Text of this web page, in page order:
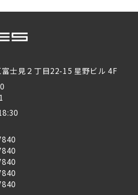
士見２丁目22-15 星野ビル 4F